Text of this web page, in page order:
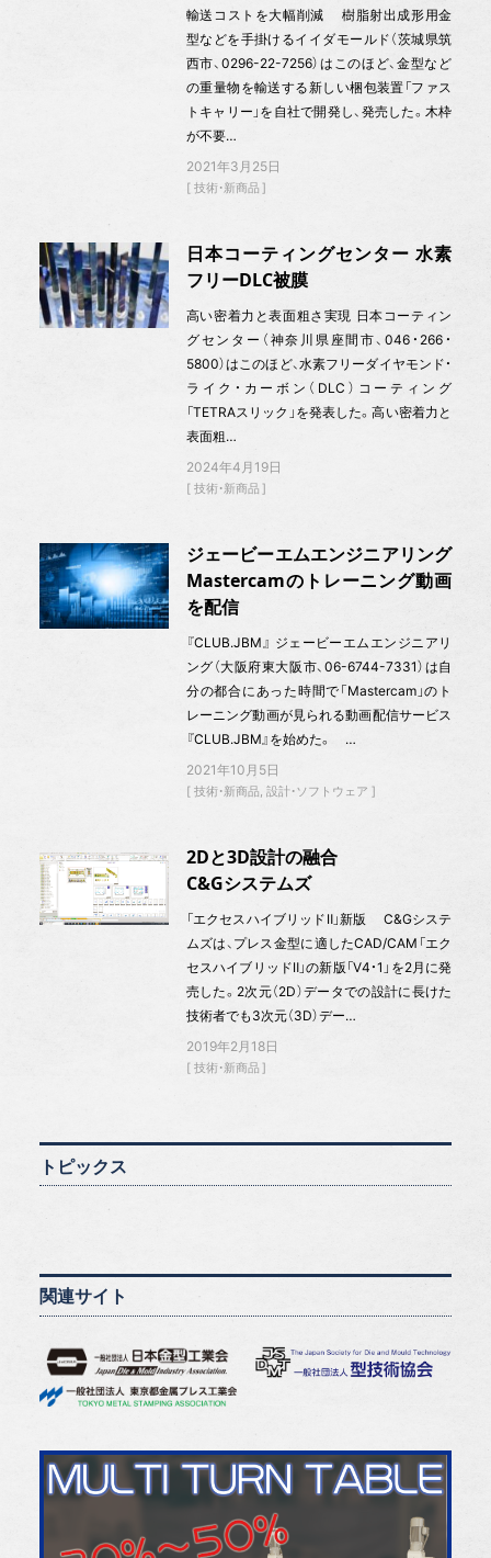
輸送コストを大幅削減 樹脂射出成形用金
型などを手掛けるイイダモールド（茨城県筑
西市、0296-22-7256）はこのほど、金型など
の重量物を輸送する新しい梱包装置「ファス
トキャリー」を自社で開発し、発売した。木枠
が不要…
2021年3月25日
技術・新商品
日本コーティングセンター 水素
フリーDLC被膜
高い密着力と表面粗さ実現 日本コーティン
グセンター（神奈川県座間市、046・266・
5800）はこのほど、水素フリーダイヤモンド・
ライク・カーボン（DLC）コーティング
「TETRAスリック」を発表した。高い密着力と
表面粗…
2024年4月19日
技術・新商品
ジェービーエムエンジニアリング
Mastercamのトレーニング動画
を配信
『CLUB.JBM』 ジェービーエムエンジニアリ
ング（大阪府東大阪市、06-6744-7331）は自
分の都合にあった時間で「Mastercam」のト
レーニング動画が見られる動画配信サービス
『CLUB.JBM』を始めた。 …
2021年10月5日
技術・新商品 設計・ソフトウェア
2Dと3D設計の融合
C&Gシステムズ
「エクセスハイブリッドⅡ」新版 C&Gシステ
ムズは、プレス金型に適したCAD/CAM「エク
セスハイブリッドⅡ」の新版「V4・1」を2月に発
売した。2次元（2D）データでの設計に長けた
技術者でも3次元（3D）デー…
2019年2月18日
技術・新商品
トピックス
関連サイト